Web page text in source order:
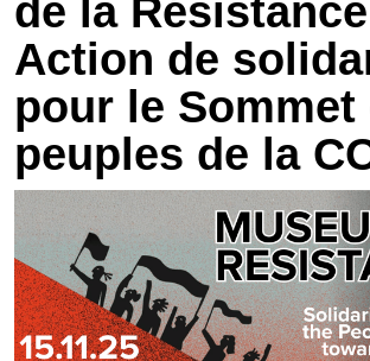
de la
Action de
pour le Sommet
peuples de la